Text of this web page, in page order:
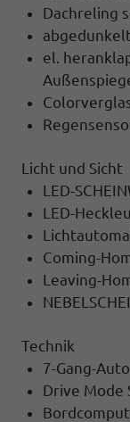
Dachreling
el.
Licht und Sicht
LED-
LED-
Coming-
Leaving-
Technik
7-Gang-
Drive Mode